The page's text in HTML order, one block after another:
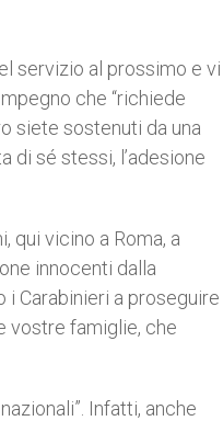
servizio al prossimo e vi
che “richiede
siete sostenuti da una
di sé stessi, l’adesione
qui vicino a Roma, a
innocenti dalla
i Carabinieri a proseguire
vostre famiglie, che
Infatti, anche